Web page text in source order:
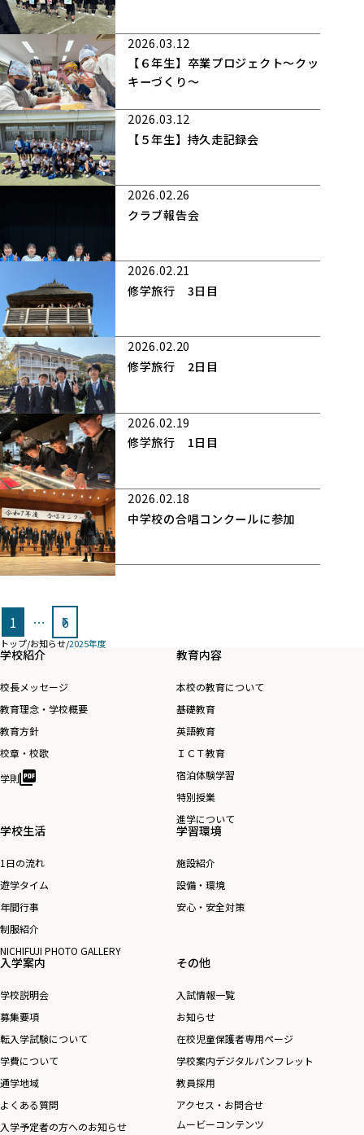
2026.03.12
【６年生】卒業プロジェクト～クッ
キーづくり～
2026.03.12
【５年生】持久走記録会
2026.02.26
クラブ報告会
2026.02.21
修学旅行 3日目
2026.02.20
修学旅行 2日目
2026.02.19
修学旅行 1日目
2026.02.18
中学校の合唱コンクールに参加
投
稿
の
ペ
ー
ジ
送
り
1 … 6
トップ/お知らせ/2025年度
学校紹介
校長メッセージ
教育理念・学校概要
教育方針
校章・校歌
学則
教育内容
本校の教育について
基礎教育
英語教育
ＩＣＴ教育
宿泊体験学習
特別授業
進学について
学校生活
1日の流れ
遊学タイム
年間行事
制服紹介
NICHIFUJI PHOTO GALLERY
学習環境
施設紹介
設備・環境
安心・安全対策
入学案内
学校説明会
募集要項
転入学試験について
学費について
通学地域
よくある質問
入学予定者の方へのお知らせ
その他
入試情報一覧
お知らせ
在校児童保護者専用ページ
学校案内デジタルパンフレット
教員採用
アクセス・お問合せ
ムービーコンテンツ